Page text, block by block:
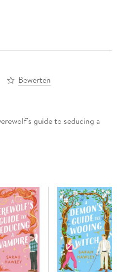
Bewerten
guide to seducing a